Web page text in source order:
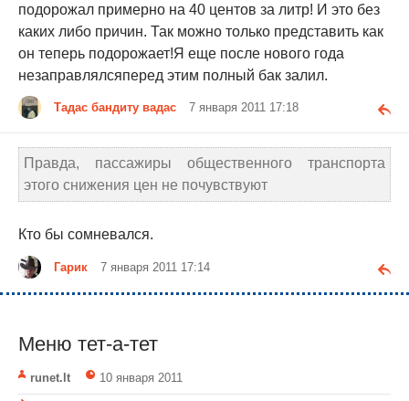
подорожал примерно на 40 центов за литр! И это без
каких либо причин. Так можно только представить как
он теперь подорожает!Я еще после нового года
незаправлялсяперед этим полный бак залил.
Тадас бандиту вадас 7 января 2011 17:18
Правда, пассажиры общественного транспорта
этого снижения цен не почувствуют
Кто бы сомневался.
Гарик 7 января 2011 17:14
Меню тет-а-тет
runet.lt 10 января 2011